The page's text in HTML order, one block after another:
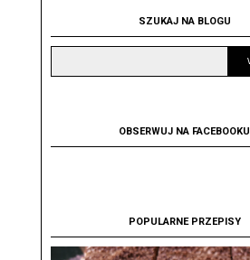
SZUKAJ NA BLOGU
OBSERWUJ NA FACEBOOKU
POPULARNE PRZEPISY